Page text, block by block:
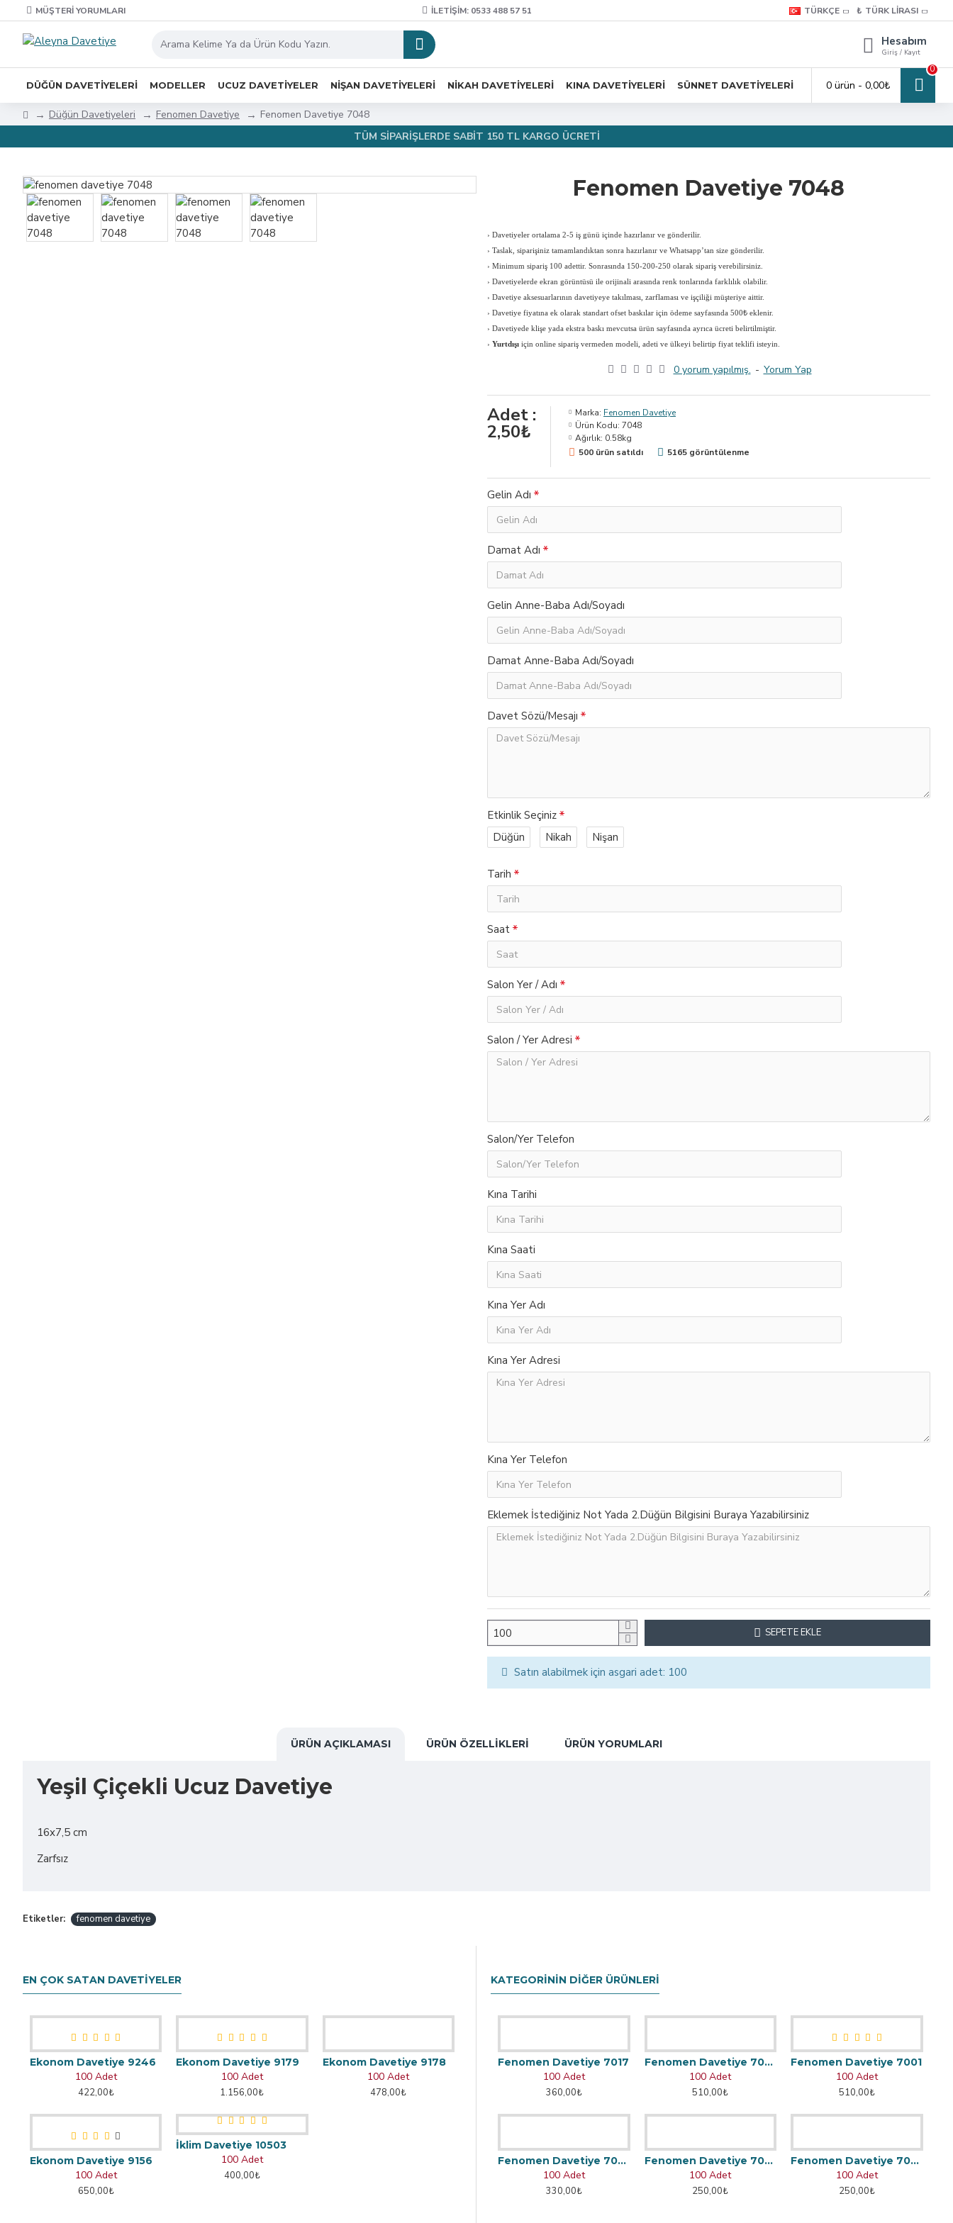
MÜŞTERI YORUMLARI İLETIŞIM: 0533 488 57 51 TÜRKÇE ₺ TÜRK LIRASI
Hesabım
Giriş / Kayıt
DÜĞÜN DAVETIYELERI MODELLER UCUZ DAVETIYELER NIŞAN DAVETIYELERI NIKAH DAVETIYELERI KINA DAVETIYELERI SÜNNET DAVETIYELERI 0 ürün - 0,00₺
0
Düğün Davetiyeleri Fenomen Davetiye
Fenomen Davetiye 7048
TÜM SİPARİŞLERDE SABİT 150 TL KARGO ÜCRETİ
Fenomen Davetiye 7048
› Davetiyeler ortalama 2-5 iş günü içinde hazırlanır ve gönderilir.
› Taslak, siparişiniz tamamlandıktan sonra hazırlanır ve Whatsapp’tan size gönderilir.
› Minimum sipariş 100 adettir. Sonrasında 150-200-250 olarak sipariş verebilirsiniz.
› Davetiyelerde ekran görüntüsü ile orijinali arasında renk tonlarında farklılık olabilir.
› Davetiye aksesuarlarının davetiyeye takılması, zarflaması ve işçiliği müşteriye aittir.
› Davetiye fiyatına ek olarak standart ofset baskılar için ödeme sayfasında 500₺ eklenir.
› Davetiyede klişe yada ekstra baskı mevcutsa ürün sayfasında ayrıca ücreti belirtilmiştir.
› Yurtdışı için online sipariş vermeden modeli, adeti ve ülkeyi belirtip fiyat teklifi isteyin.
0 yorum yapılmış. - Yorum Yap
Adet :
2,50₺
Marka: Fenomen Davetiye
Ürün Kodu: 7048
Ağırlık: 0.58kg
500 ürün satıldı
5165 görüntülenme
Gelin Adı
Damat Adı
Gelin Anne-Baba Adı/Soyadı
Damat Anne-Baba Adı/Soyadı
Davet Sözü/Mesajı
Etkinlik Seçiniz
Düğün
Nikah Nişan
Tarih
Saat
Salon Yer / Adı
Salon / Yer Adresi
Salon/Yer Telefon
Kına Tarihi
Kına Saati
Kına Yer Adı
Kına Yer Adresi
Kına Yer Telefon
Eklemek İstediğiniz Not Yada 2.Düğün Bilgisini Buraya Yazabilirsiniz
SEPETE EKLE
Satın alabilmek için asgari adet: 100
ÜRÜN AÇIKLAMASI ÜRÜN ÖZELLIKLERI ÜRÜN YORUMLARI
Yeşil Çiçekli Ucuz Davetiye
16x7,5 cm
Zarfsız
Etiketler: fenomen davetiye
EN ÇOK SATAN DAVETIYELER
Ekonom Davetiye 9246
100 Adet
422,00₺
Ekonom Davetiye 9179
100 Adet
1.156,00₺
Ekonom Davetiye 9178
100 Adet
478,00₺
Ekonom Davetiye 9156
100 Adet
650,00₺
İklim Davetiye 10503
100 Adet
400,00₺
KATEGORININ DIĞER ÜRÜNLERI
Fenomen Davetiye 7017
100 Adet
360,00₺
Fenomen Davetiye 7002
100 Adet
510,00₺
Fenomen Davetiye 7001
100 Adet
510,00₺
Fenomen Davetiye 7053
100 Adet
330,00₺
Fenomen Davetiye 7045
100 Adet
250,00₺
Fenomen Davetiye 7047
100 Adet
250,00₺